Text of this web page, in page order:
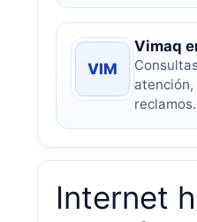
VIM
Vimaq
atención,
reclamos.
Internet